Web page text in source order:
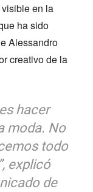
en la
ha sido
Alessandro
creativo de la
hacer
moda. No
todo
explicó
de